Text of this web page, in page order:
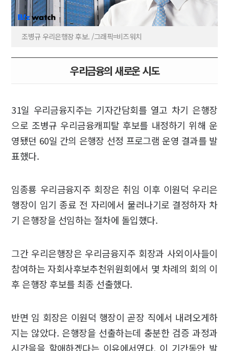
조병규 우리은행장 후보. /그래픽=비즈워치
우리금융의 새로운 시도
31일 우리금융지주는 기자간담회를 열고 차기 은행장
으로 조병규 우리금융캐피탈 후보를 내정하기 위해 운
영됐던 60일 간의 은행장 선정 프로그램 운영 결과를 발
표했다.
임종룡 우리금융지주 회장은 취임 이후 이원덕 우리은
행장이 임기 종료 전 자리에서 물러나기로 결정하자 차
기 은행장을 선임하는 절차에 돌입했다.
그간 우리은행장은 우리금융지주 회장과 사외이사들이
참여하는 자회사후보추천위원회에서 몇 차례의 회의 이
후 은행장 후보를 최종 선출했다.
반면 임 회장은 이원덕 행장이 곧장 직에서 내려오게하
지는 않았다. 은행장을 선출하는데 충분한 검증 과정과
시간을을 할애하겠다는 이유에서였다. 이 기간동안 발